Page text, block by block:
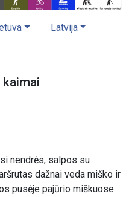
Latvija
nendrės, salpos su
dažnai veda miško ir
pusėje pajūrio miškuose